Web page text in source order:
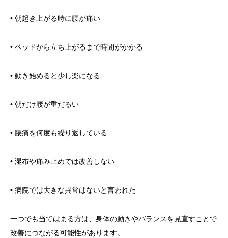
• 朝起き上がる時に腰が痛い
• ベッドから立ち上がるまで時間がかかる
• 動き始めると少し楽になる
• 朝だけ腰が重だるい
• 腰痛を何度も繰り返している
• 湿布や痛み止めでは改善しない
• 病院では大きな異常はないと言われた
一つでも当てはまる方は、身体の動きやバランスを見直すことで
改善につながる可能性があります。